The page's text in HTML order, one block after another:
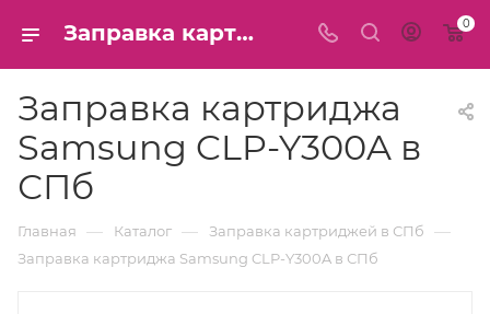
Заправка картриджа Samsung CLP-Y300A в СПб 0
Заправка картриджа
Samsung CLP-Y300A в
СПб
Главная — Каталог — Заправка картриджей в СПб —
Заправка картриджа Samsung CLP-Y300A в СПб